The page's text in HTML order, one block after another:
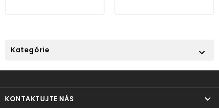
Kategórie 
KONTAKTUJTE NÁS 